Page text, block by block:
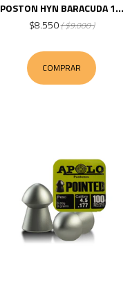
POSTON HYN BARACUDA 1...
$8.550( $9.000 )
COMPRAR